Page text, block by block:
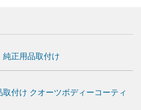
正用品取付け
付け クオーツボディーコーティ